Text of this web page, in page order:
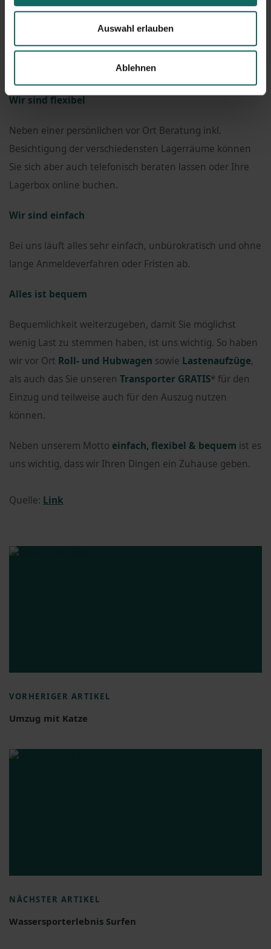
Auswahl erlauben
Ablehnen
Wir sind einer der größten Anbieter fürSelfstorageam
Markt. Wichtig sind uns Qualität und ein breitgefächerter
Service, die wir unseren privaten, aber auch unseren
gewerblichen Kunden bieten möchten.
Wir sind flexibel
Neben einer persönlichen vor Ort Beratung inkl.
Besichtigung der verschiedensten Lagerräume können
Sie sich aber auch telefonisch beraten lassen oder Ihre
Lagerbox online buchen.
Wir sind einfach
Bei uns läuft alles sehr einfach, unbürokratisch und ohne
lange Anmeldeverfahren oder Fristen ab.
Alles ist bequem
Bequemlichkeit weiterzugeben, damit Sie möglichst
wenig Last zu stemmen haben, ist uns wichtig. So haben
wir vor Ort Roll- und Hubwagen sowie Lastenaufzüge,
als auch das Sie unseren Transporter GRATIS* für den
Einzug und teilweise auch für den Auszug nutzen
können.
Neben unserem Motto einfach, flexibel & bequem ist es
uns wichtig, dass wir Ihren Dingen ein Zuhause geben.
Quelle: Link
VORHERIGER ARTIKEL
Umzug mit Katze
NÄCHSTER ARTIKEL
Wassersporterlebnis Surfen